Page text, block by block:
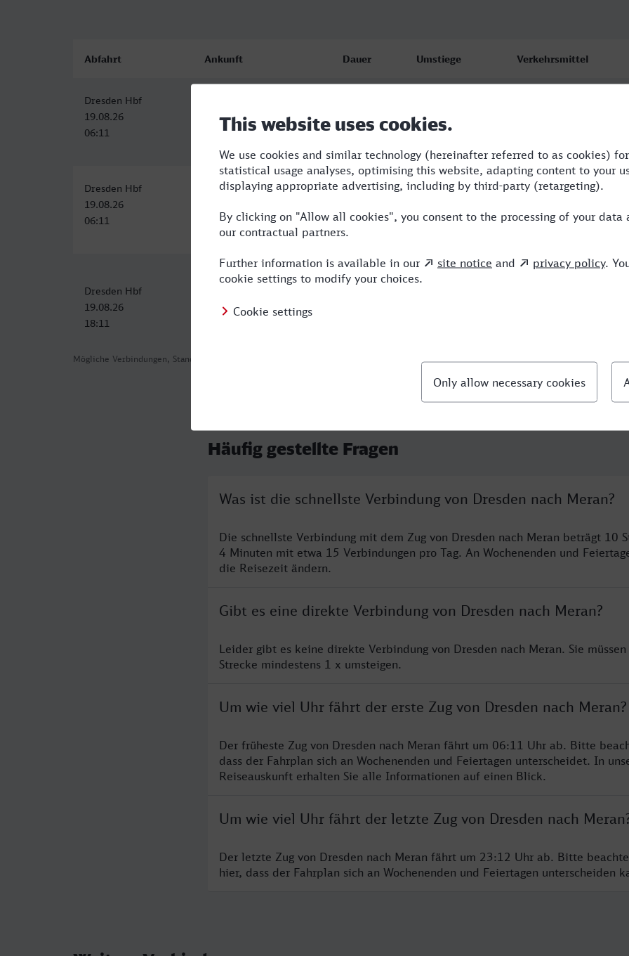
Mögliche Verbindungen, Stand: 2026-08-05 03:20
Abfahrt Ankunft Dauer Umstiege Verkehrsmittel
Dresden Hbf
19.08.26
06:11
19.08.26
16:15
Dresden Hbf
19.08.26
06:11
Merano/Meran
16:15
10:04 3 R,RJ,ICE
Dresden Hbf
19.08.26
18:11
20.08.26
Häufig gestellte Fragen
Was ist die schnellste Verbindung von Dresden nach Meran?
Die schnellste Verbindung mit dem Zug von Dresden nach Meran beträgt 10
4 Minuten mit etwa 15 Verbindungen pro Tag. An Wochenenden und
die Reisezeit ändern.
Gibt es eine direkte Verbindung von Dresden nach Meran?
Leider gibt es keine direkte Verbindung von Dresden nach Meran. Sie
Strecke mindestens 1 x umsteigen.
Um wie viel Uhr fährt der erste Zug von Dresden nach Meran?
Der früheste Zug von Dresden nach Meran fährt um 06:11 Uhr ab. Bitte
dass der Fahrplan sich an Wochenenden und Feiertagen unterscheidet. In
Reiseauskunft erhalten Sie alle Informationen auf einen Blick.
Um wie viel Uhr fährt der letzte Zug von Dresden nach
Der letzte Zug von Dresden nach Meran fährt um 23:12 Uhr ab. Bitte
hier, dass der Fahrplan sich an Wochenenden und Feiertagen unterscheiden